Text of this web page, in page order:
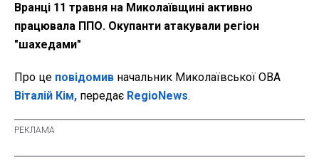
Вранці 11 травня на Миколаївщині активно
працювала ППО. Окупанти атакували регіон
"шахедами"
Про це повідомив начальник Миколаївської ОВА
Віталій Кім, передає RegioNews.